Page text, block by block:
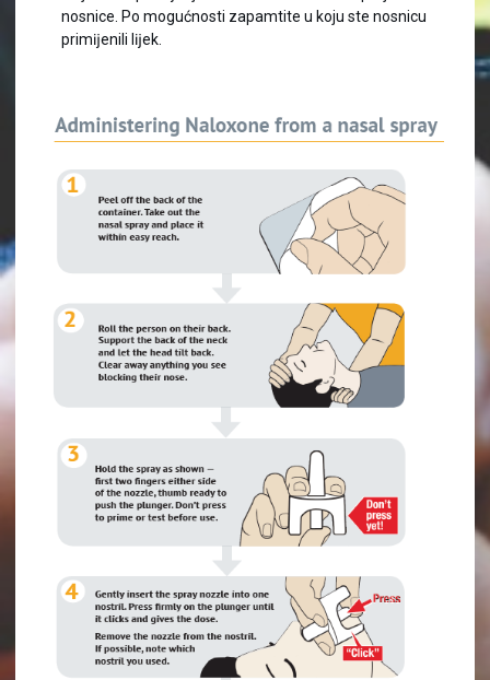
nosnice. Po mogućnosti zapamtite u koju ste nosnicu
primĳenili lĳek.